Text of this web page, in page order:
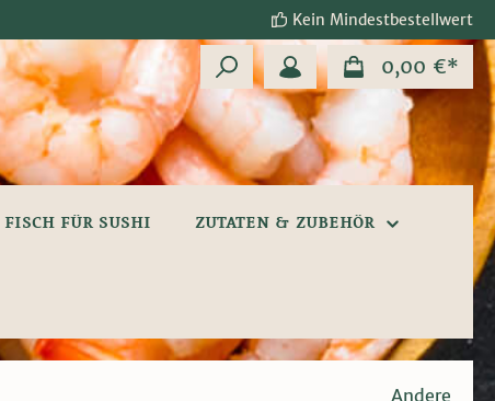
Kein Mindestbestellwert
0,00 €*
FISCH FÜR SUSHI ZUTATEN & ZUBEHÖR
Andere